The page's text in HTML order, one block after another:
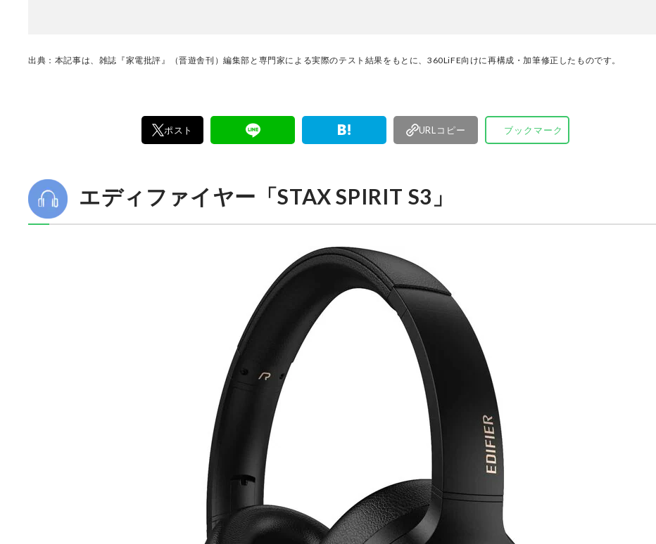
く製品の本質的な性能を見極め、その良し悪しをありのま
出典：本記事は、雑誌『家電批評』（晋遊舎刊）編集部と専門家による実際のテスト結果をもとに、360LiFE向けに再構成・加筆修正したものです。
ポスト URLコピー ブックマーク
エディファイヤー「STAX SPIRIT S3」